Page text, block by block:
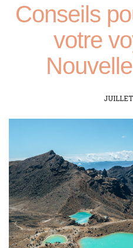
Conseils
votre
POSTED